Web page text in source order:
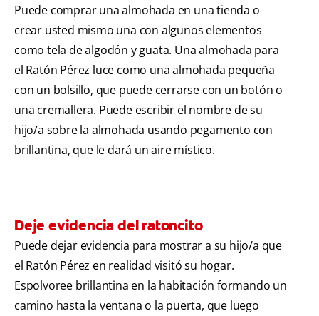
Puede comprar una almohada en una tienda o
crear usted mismo una con algunos elementos
como tela de algodón y guata. Una almohada para
el Ratón Pérez luce como una almohada pequeña
con un bolsillo, que puede cerrarse con un botón o
una cremallera. Puede escribir el nombre de su
hijo/a sobre la almohada usando pegamento con
brillantina, que le dará un aire místico.
Deje evidencia del ratoncito
Puede dejar evidencia para mostrar a su hijo/a que
el Ratón Pérez en realidad visitó su hogar.
Espolvoree brillantina en la habitación formando un
camino hasta la ventana o la puerta, que luego